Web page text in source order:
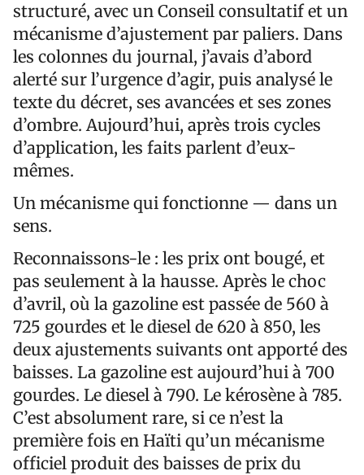
structuré, avec un Conseil consultatif et un
mécanisme d’ajustement par paliers. Dans
les colonnes du journal, j’avais d’abord
alerté sur l’urgence d’agir, puis analysé le
texte du décret, ses avancées et ses zones
d’ombre. Aujourd’hui, après trois cycles
d’application, les faits parlent d’eux-
mêmes.
Un mécanisme qui fonctionne — dans un
sens.
Reconnaissons-le : les prix ont bougé, et
pas seulement à la hausse. Après le choc
d’avril, où la gazoline est passée de 560 à
725 gourdes et le diesel de 620 à 850, les
deux ajustements suivants ont apporté des
baisses. La gazoline est aujourd’hui à 700
gourdes. Le diesel à 790. Le kérosène à 785.
C’est absolument rare, si ce n’est la
première fois en Haïti qu’un mécanisme
officiel produit des baisses de prix du